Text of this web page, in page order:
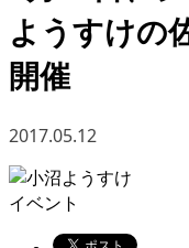
ようすけの
開催
2017.05.12
イベント